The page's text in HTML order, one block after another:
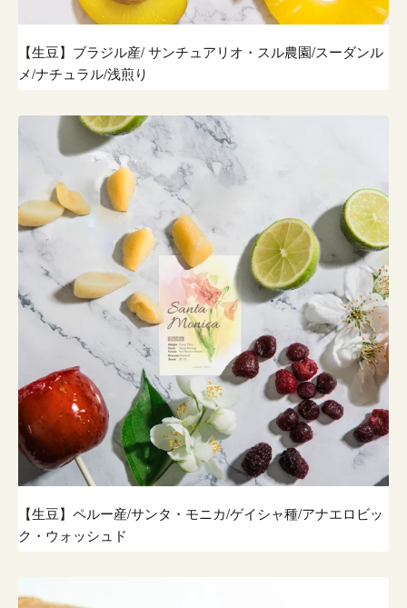
【生豆】ブラジル産/ サンチュアリオ・スル農園/スーダンル
メ/ナチュラル/浅煎り
【生豆】ペルー産/サンタ・モニカ/ゲイシャ種/アナエロビッ
ク・ウォッシュド